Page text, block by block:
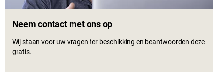
Neem contact met ons op
Wij staan voor uw vragen ter beschikking en beantwoorden deze
gratis.